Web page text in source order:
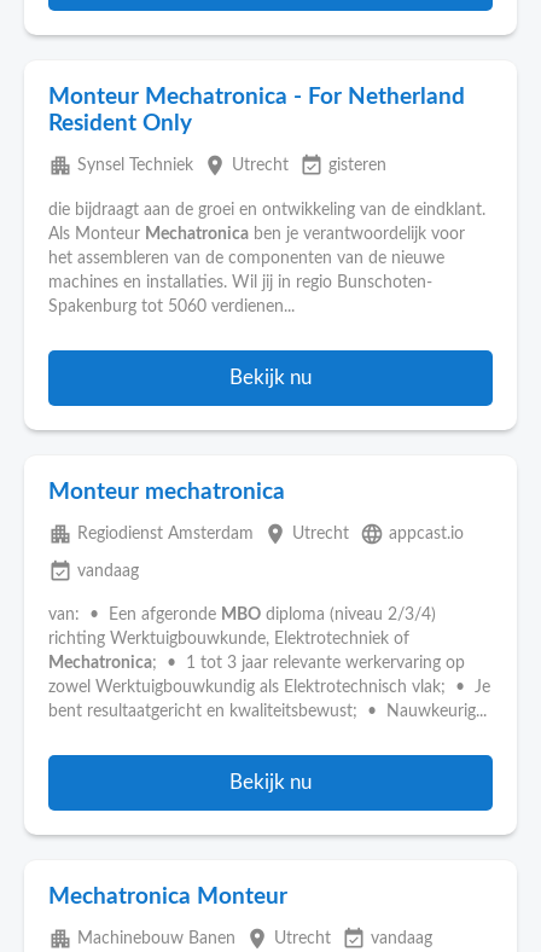
Monteur Mechatronica - For Netherland
Resident Only
apartment Synsel Techniek place Utrecht event_available gisteren
die bijdraagt aan de groei en ontwikkeling van de eindklant.
Als Monteur Mechatronica ben je verantwoordelijk voor
het assembleren van de componenten van de nieuwe
machines en installaties. Wil jij in regio Bunschoten-
Spakenburg tot 5060 verdienen...
Bekijk nu
Monteur mechatronica
apartment Regiodienst Amsterdam place Utrecht language appcast.io
event_available vandaag
van: • Een afgeronde MBO diploma (niveau 2/3/4)
richting Werktuigbouwkunde, Elektrotechniek of
Mechatronica; • 1 tot 3 jaar relevante werkervaring op
zowel Werktuigbouwkundig als Elektrotechnisch vlak; • Je
bent resultaatgericht en kwaliteitsbewust; • Nauwkeurig...
Bekijk nu
Mechatronica Monteur
apartment Machinebouw Banen place Utrecht event_available vandaag